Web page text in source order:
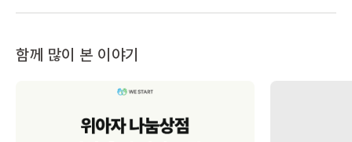
함께 많이 본 이야기